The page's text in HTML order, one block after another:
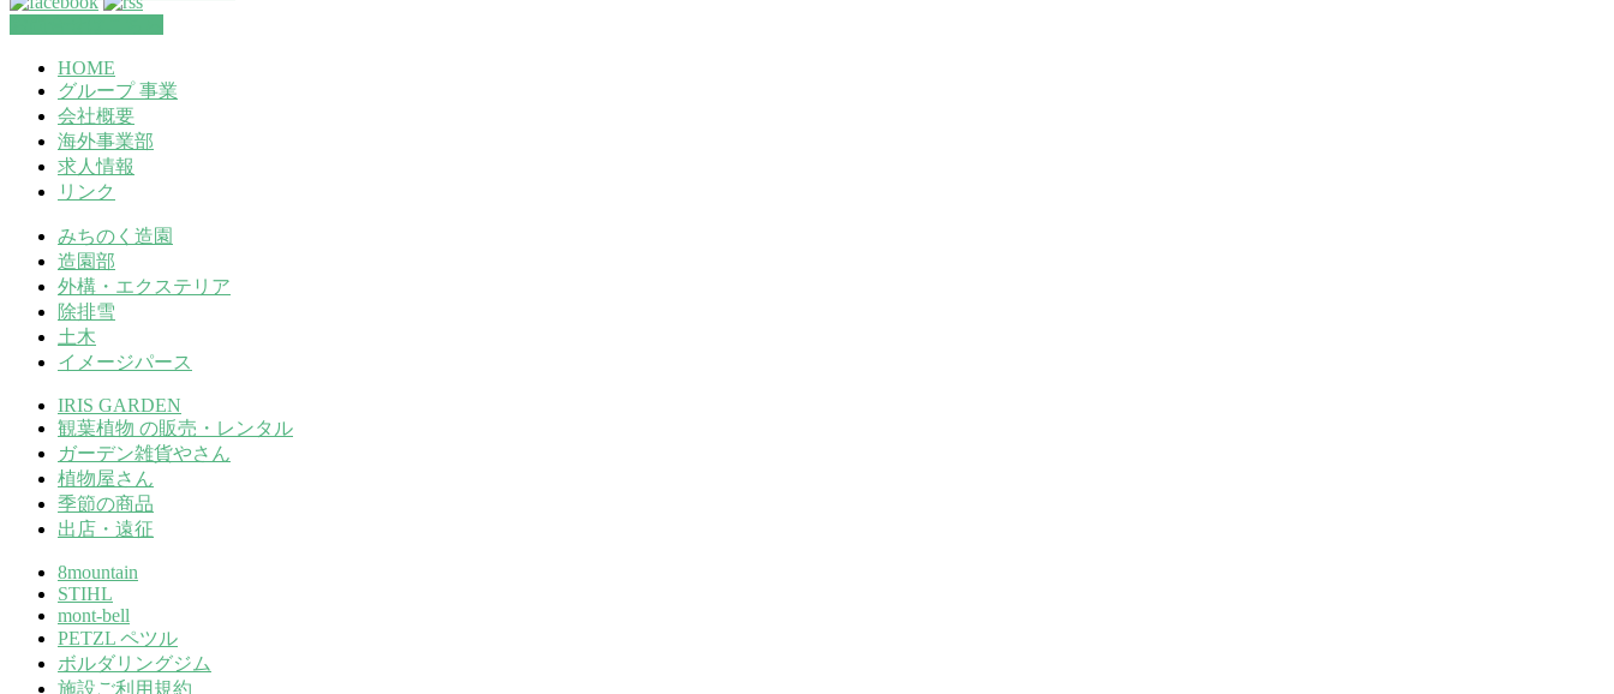
HOME
グループ 事業
会社概要
海外事業部
求人情報
リンク
みちのく造園
造園部
外構・エクステリア
除排雪
土木
イメージパース
IRIS GARDEN
観葉植物 の販売・レンタル
ガーデン雑貨やさん
植物屋さん
季節の商品
出店・遠征
8mountain
STIHL
mont-bell
PETZL ペツル
ボルダリングジム
施設ご利用規約